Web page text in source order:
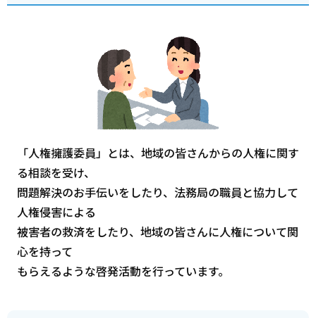
「人権擁護委員」とは、地域の皆さんからの人権に関す
る相談を受け、
問題解決のお手伝いをしたり、法務局の職員と協力して
人権侵害による
被害者の救済をしたり、地域の皆さんに人権について関
心を持って
もらえるような啓発活動を行っています。